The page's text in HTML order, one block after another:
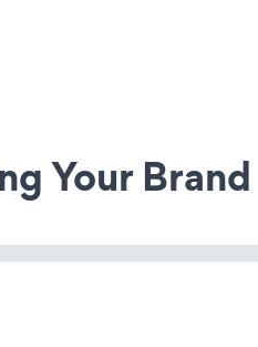
Your Brand